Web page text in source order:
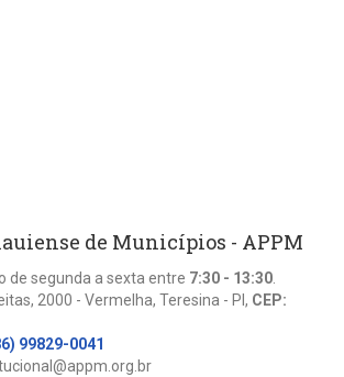
de Municípios - APPM
de segunda a sexta entre 7:30 - 13:30.
2000 - Vermelha, Teresina - PI, CEP:
99829-0041